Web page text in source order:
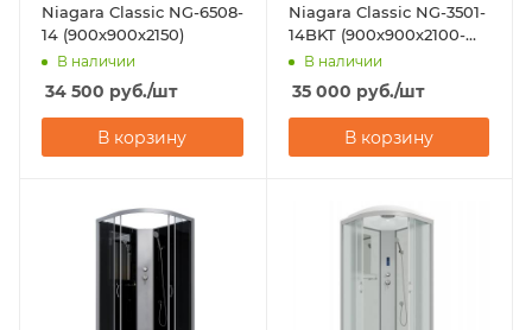
Niagara Classic NG-6508-
14 (900х900х2150)
В наличии
34 500 руб./шт
В корзину
Niagara Classic NG-3501-
14BKT (900х900х2100-
2400)
В наличии
35 000 руб./шт
В корзину